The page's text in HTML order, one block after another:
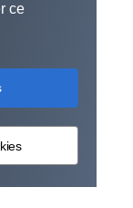
ce